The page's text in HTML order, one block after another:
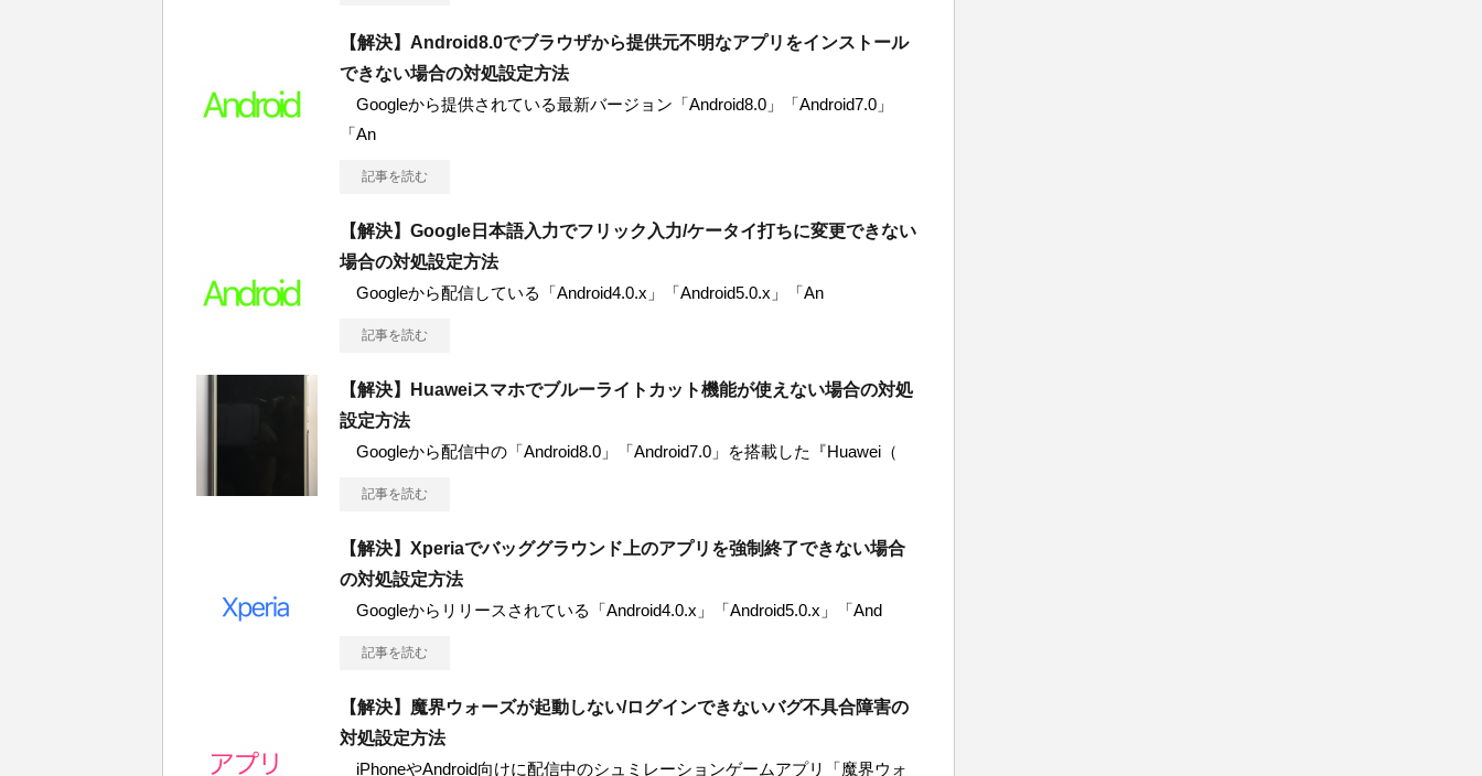
【解決】Android8.0でブラウザから提供元不明なアプリをインストール
できない場合の対処設定方法
Googleから提供されている最新バージョン「Android8.0」「Android7.0」
「An
記事を読む
【解決】Google日本語入力でフリック入力/ケータイ打ちに変更できない
場合の対処設定方法
Googleから配信している「Android4.0.x」「Android5.0.x」「An
記事を読む
【解決】Huaweiスマホでブルーライトカット機能が使えない場合の対処
設定方法
Googleから配信中の「Android8.0」「Android7.0」を搭載した『Huawei（
記事を読む
【解決】Xperiaでバッググラウンド上のアプリを強制終了できない場合
の対処設定方法
Googleからリリースされている「Android4.0.x」「Android5.0.x」「And
記事を読む
【解決】魔界ウォーズが起動しない/ログインできないバグ不具合障害の
対処設定方法
iPhoneやAndroid向けに配信中のシュミレーションゲームアプリ「魔界ウォ